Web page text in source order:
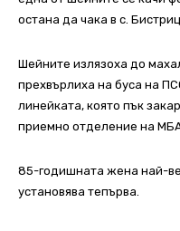
остана да чака в с.
Шейните излязоха до
прехвърлиха на буса на
линейката, която пък
приемно отделение на
85-годишната жена най-
установява тепърва.